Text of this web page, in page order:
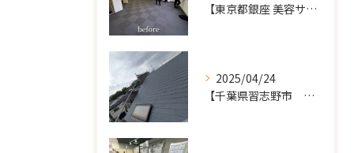
【東京都銀座 美容サロン店舗工事】
2025/04/24
【千葉県習志野市 戸建て 屋根の葺き替え工事】